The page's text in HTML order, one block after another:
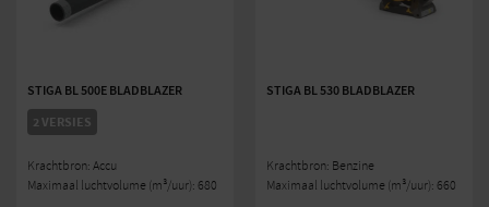
STIGA BL 500E BLADBLAZER
2 VERSIES
Krachtbron: Accu
Maximaal luchtvolume (m³/uur): 680
STIGA BL 530 BLADBLAZER
Krachtbron: Benzine
Maximaal luchtvolume (m³/uur): 660